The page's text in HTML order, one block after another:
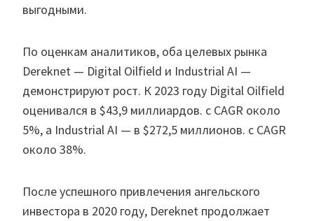
выгодными.
По оценкам аналитиков, оба целевых рынка
Dereknet — Digital Oilfield и Industrial AI —
демонстрируют рост. К 2023 году Digital Oilfield
оценивался в $43,9 миллиардов. с CAGR около
5%, а Industrial AI — в $272,5 миллионов. с CAGR
около 38%.
После успешного привлечения ангельского
инвестора в 2020 году, Dereknet продолжает